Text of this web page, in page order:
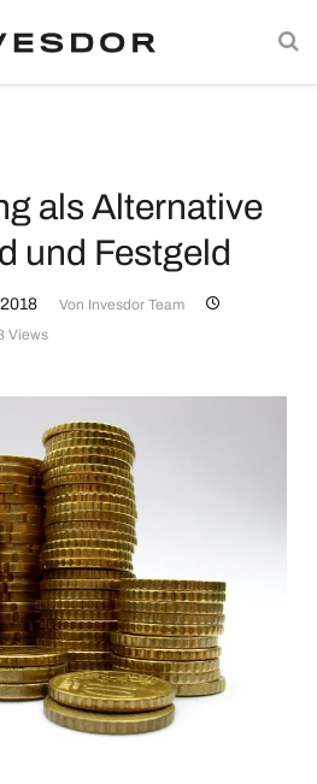
als Alternative
und Festgeld
Von Invesdor Team
Views